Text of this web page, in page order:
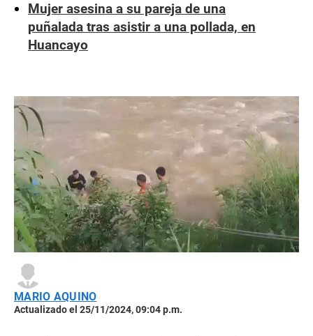
Mujer asesina a su pareja de una
puñalada tras asistir a una pollada, en
Huancayo
MARIO AQUINO
Actualizado el 25/11/2024, 09:04 p.m.